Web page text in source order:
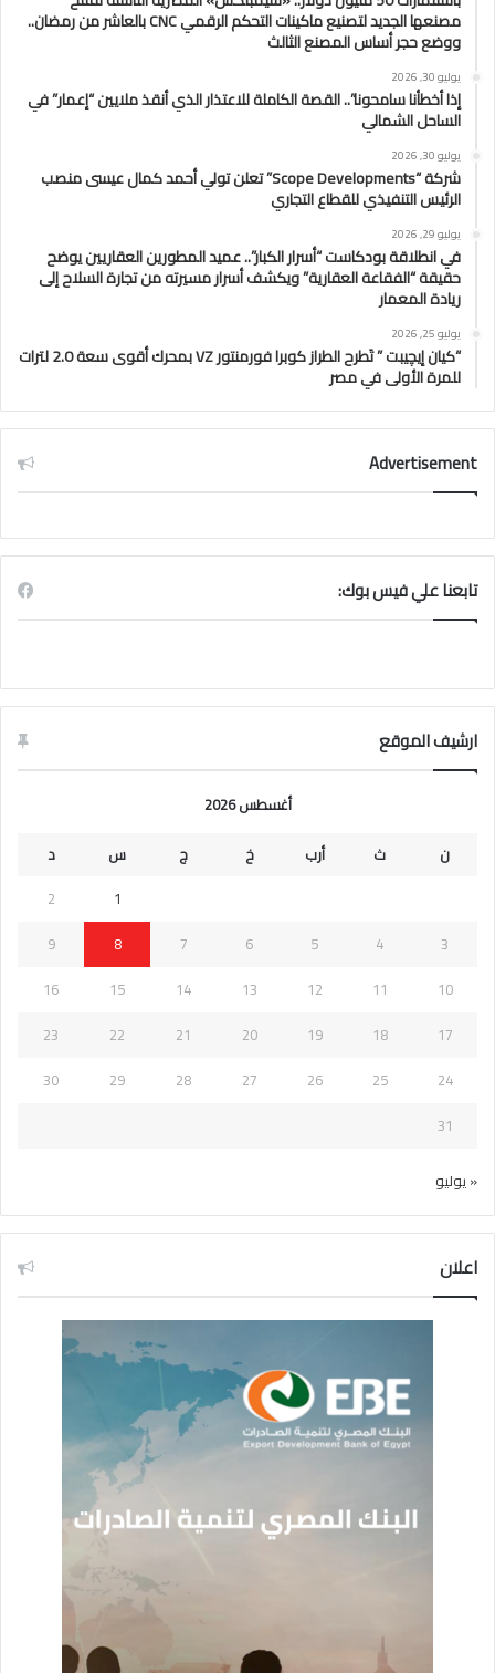
مصنعها الجديد لتصنيع ماكينات التحكم الرقمي CNC بالعاشر من رمضان..
ووضع حجر أساس المصنع الثالث
يوليو 30, 2026
إذا أخطأنا سامحونا”.. القصة الكاملة للاعتذار الذي أنقذ ملايين “إعمار” في
الساحل الشمالي
يوليو 30, 2026
شركة “Scope Developments” تعلن تولي أحمد كمال عيسى منصب
الرئيس التنفيذي للقطاع التجاري
يوليو 29, 2026
في انطلاقة بودكاست “أسرار الكبار”.. عميد المطورين العقاريين يوضح
حقيقة “الفقاعة العقارية” ويكشف أسرار مسيرته من تجارة السلاح إلى
ريادة المعمار
يوليو 25, 2026
“كيان إيچيبت ” تَطرح الطراز كوبرا فورمنتور VZ بمحرك أقوى سعة 2.0 لترات
للمرة الأولى في مصر
Advertisement
تابعنا علي فيس بوك:
ارشيف الموقع
أغسطس 2026
ن
ث أرب خ ج س
د
1
2
3
4
5
6
7
8
9
10
11
12
13
14
15
16
17
18
19
20
21
22
23
24
25
26
27
28
29
30
31
« يوليو
اعلان